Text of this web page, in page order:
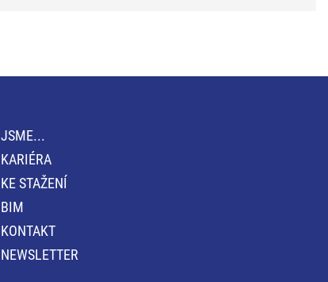
JSME...
KARIÉRA
KE STAŽENÍ
BIM
KONTAKT
NEWSLETTER